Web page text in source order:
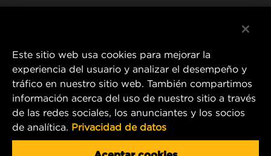
1 Wix Way
P.O. Box 1967
Gastonia, NC 28054
Product & Customer Service Email:
Este sitio web usa cookies para mejorar la
experiencia del usuario y analizar el desempeño y
tráfico en nuestro sitio web. También compartimos
información acerca del uso de nuestro sitio a través
de las redes sociales, los anunciantes y los socios
de analítica. Privacidad de datos